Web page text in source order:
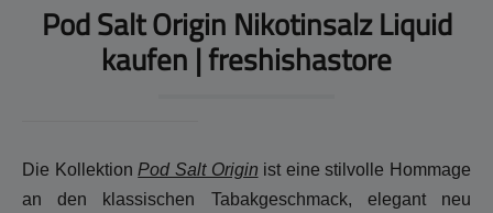
Pod Salt Origin Nikotinsalz Liquid
kaufen | freshishastore
Die KollektionPod Salt Origin ist eine stilvolle Hommage
an den klassischen Tabakgeschmack, elegant neu